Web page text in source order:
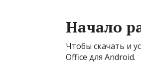
Начало
Чтобы скачать и
Office для Android.